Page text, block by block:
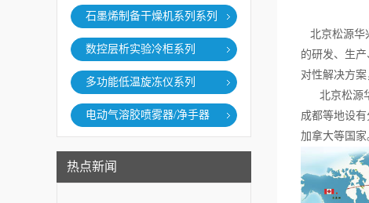
石墨烯制备干燥机系列系列
数控层析实验冷柜系列
多功能低温旋冻仪系列
电动气溶胶喷雾器/净手器
热点新闻
北京松源华
的研发、生
对性解决方
北京松源华
成都等地设
加拿大等国家